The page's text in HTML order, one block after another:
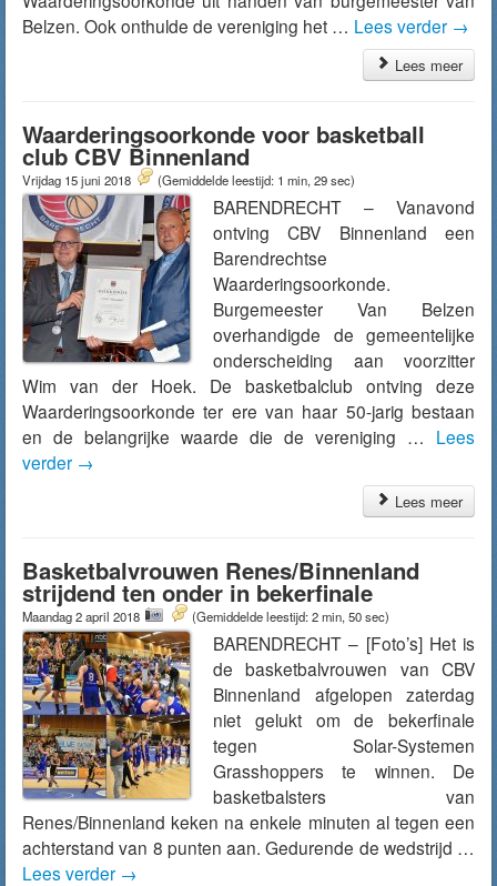
Belzen. Ook onthulde de vereniging het … Lees verder →
Lees meer
Waarderingsoorkonde voor basketball
club CBV Binnenland
Vrijdag 15 juni 2018 (Gemiddelde leestijd: 1 min, 29 sec)
BARENDRECHT – Vanavond
ontving CBV Binnenland een
Barendrechtse
Waarderingsoorkonde.
Burgemeester Van Belzen
overhandigde de gemeentelijke
onderscheiding aan voorzitter
Wim van der Hoek. De basketbalclub ontving deze
Waarderingsoorkonde ter ere van haar 50-jarig bestaan
en de belangrijke waarde die de vereniging … Lees
verder →
Lees meer
Basketbalvrouwen Renes/Binnenland
strijdend ten onder in bekerfinale
Maandag 2 april 2018 (Gemiddelde leestijd: 2 min, 50 sec)
BARENDRECHT – [Foto’s] Het is
de basketbalvrouwen van CBV
Binnenland afgelopen zaterdag
niet gelukt om de bekerfinale
tegen Solar-Systemen
Grasshoppers te winnen. De
basketbalsters van
Renes/Binnenland keken na enkele minuten al tegen een
achterstand van 8 punten aan. Gedurende de wedstrijd …
Lees verder →